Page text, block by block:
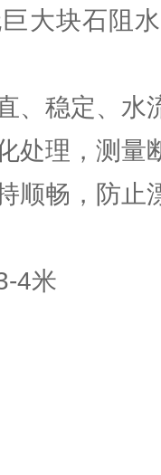
块石阻水
稳定、水
理，测量
畅，防止
4米